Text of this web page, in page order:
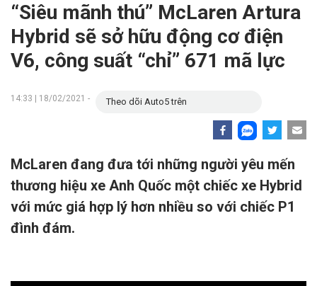
“Siêu mãnh thú” McLaren Artura
Hybrid sẽ sở hữu động cơ điện
V6, công suất “chỉ” 671 mã lực
14:33 | 18/02/2021 - Theo dõi Auto5 trên
McLaren đang đưa tới những người yêu mến
thương hiệu xe Anh Quốc một chiếc xe Hybrid
với mức giá hợp lý hơn nhiều so với chiếc P1
đình đám.